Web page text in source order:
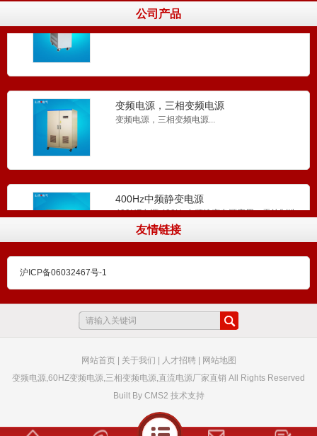
公司产品
单相变频电源 60HZ电源
单相变频电源 60HZ电源...
变频电源，三相变频电源
变频电源，三相变频电源...
400Hz中频静变电源
400HZ电源,400Hz中频静变电源应用：雷达制造
(修理)...
10KW变频电源 60HZ电源
2000W变频电源 60HZ单相电源
2000W变频电源 60HZ单相电源...
友情链接
沪ICP备06032467号-1
网站首页| 关于我们 | 人才招聘| 网站地图
变频电源,60HZ变频电源,三相变频电源,直流电源厂家直销 All Rights Reserved
Built By CMS2 技术支持